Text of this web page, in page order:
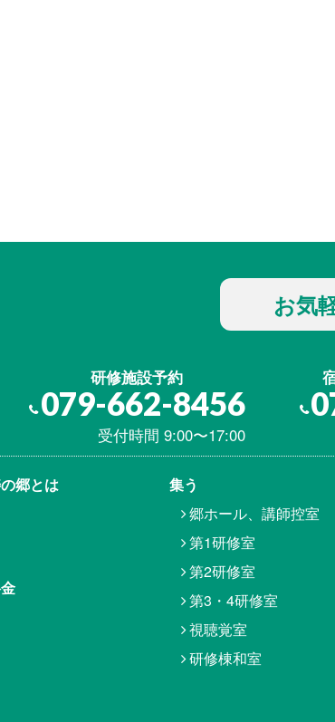
お気
研修施設予約
079-662-8456
受付時間 9:00〜17:00
郷とは
集う
郷ホール、講師控室
第1研修室
第2研修室
第3・4研修室
視聴覚室
研修棟和室